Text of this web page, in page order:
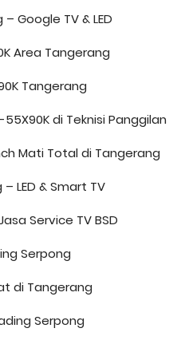
Google TV & LED
Area Tangerang
Tangerang
di Teknisi Panggilan
Mati Total di Tangerang
LED & Smart TV
Service TV BSD
Serpong
di Tangerang
Serpong